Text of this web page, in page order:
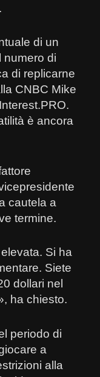
di un
numero di
di replicarne
CNBC Mike
è ancora
cautela a
termine.
Si ha
Siete
dollari nel
ha chiesto.
periodo di
a
alla